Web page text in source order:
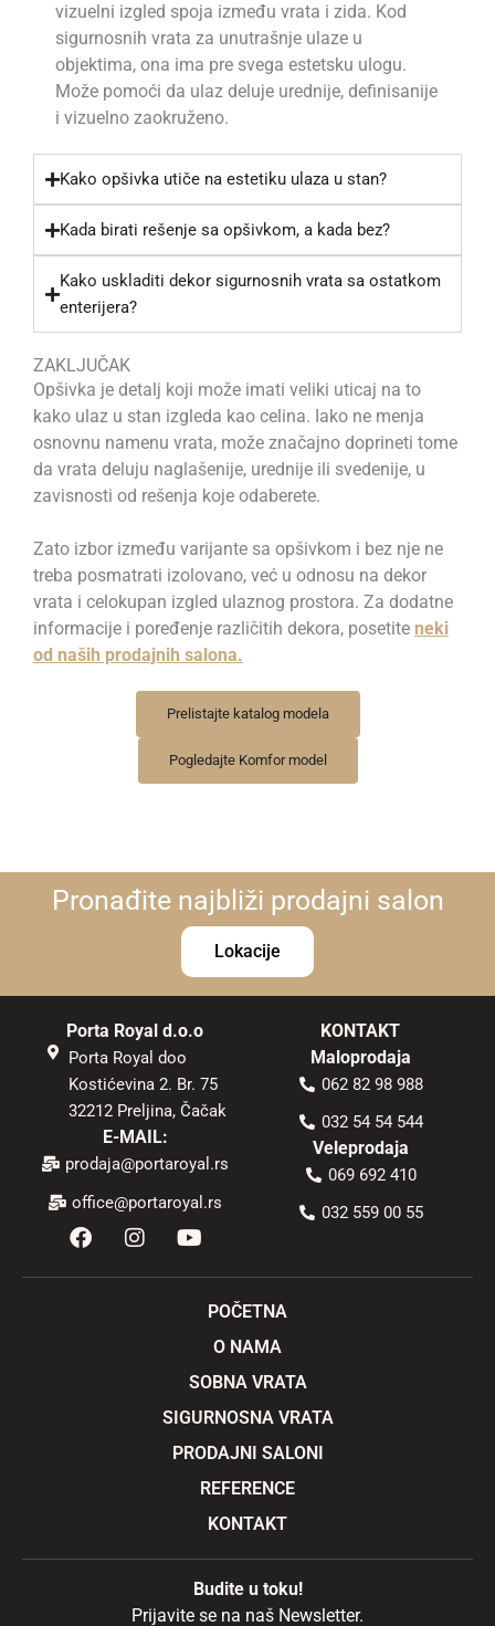
vizuelni izgled spoja između vrata i zida. Kod
sigurnosnih vrata za unutrašnje ulaze u
objektima, ona ima pre svega estetsku ulogu.
Može pomoći da ulaz deluje urednije, definisanije
i vizuelno zaokruženo.
Kako opšivka utiče na estetiku ulaza u stan?
Kada birati rešenje sa opšivkom, a kada bez?
Kako uskladiti dekor sigurnosnih vrata sa ostatkom
enterijera?
ZAKLJUČAK
Opšivka je detalj koji može imati veliki uticaj na to
kako ulaz u stan izgleda kao celina. Iako ne menja
osnovnu namenu vrata, može značajno doprineti tome
da vrata deluju naglašenije, urednije ili svedenije, u
zavisnosti od rešenja koje odaberete.
Zato izbor između varijante sa opšivkom i bez nje ne
treba posmatrati izolovano, već u odnosu na dekor
vrata i celokupan izgled ulaznog prostora. Za dodatne
informacije i poređenje različitih dekora, posetite neki
od naših prodajnih salona.
Prelistajte katalog modela
Pogledajte Komfor model
Pronađite najbliži prodajni salon
Lokacije
Porta Royal d.o.o
Porta Royal doo
Kostićevina 2. Br. 75
32212 Preljina, Čačak
E-MAIL:
prodaja@portaroyal.rs
office@portaroyal.rs
F
a
c
I
n
s
Y
o
u
KONTAKT
Maloprodaja
062 82 98 988
032 54 54 544
Veleprodaja
069 692 410
032 559 00 55
POČETNA
O NAMA
SOBNA VRATA
SIGURNOSNA VRATA
PRODAJNI SALONI
REFERENCE
KONTAKT
Budite u toku!
Prijavite se na naš Newsletter.